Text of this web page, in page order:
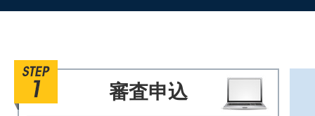
審査申込